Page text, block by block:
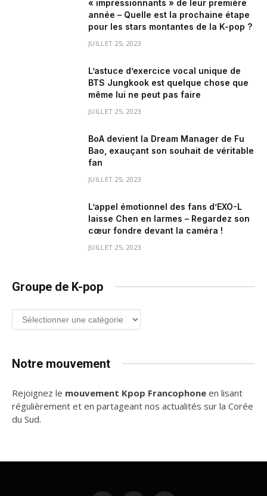
« impressionnants » de leur première
année – Quelle est la prochaine étape
pour les stars montantes de la K-pop ?
JUILLET 25, 2023
L’astuce d’exercice vocal unique de
BTS Jungkook est quelque chose que
même lui ne peut pas faire
JUILLET 25, 2023
BoA devient la Dream Manager de Fu
Bao, exauçant son souhait de véritable
fan
JUILLET 25, 2023
L’appel émotionnel des fans d’EXO-L
laisse Chen en larmes – Regardez son
cœur fondre devant la caméra !
JUILLET 25, 2023
Groupe de K-pop
Groupe
de
Notre mouvement
Rejoignez le mouvement Kpop Francophone en lisant
régulièrement et en partageant nos actualités sur la Corée
du Sud.